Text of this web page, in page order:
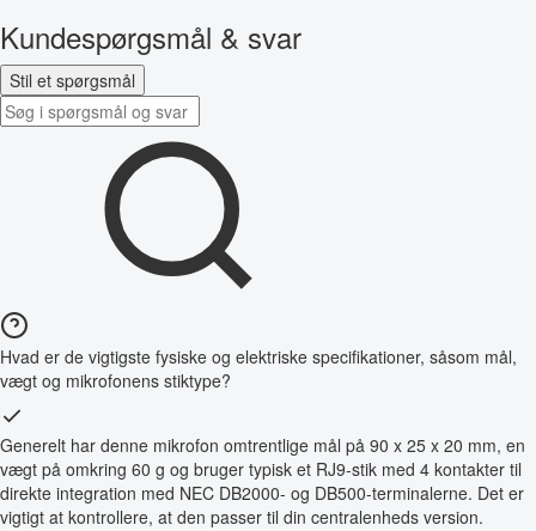
Kundespørgsmål & svar
Stil et spørgsmål
Hvad er de vigtigste fysiske og elektriske specifikationer, såsom mål,
vægt og mikrofonens stiktype?
Generelt har denne mikrofon omtrentlige mål på 90 x 25 x 20 mm, en
vægt på omkring 60 g og bruger typisk et RJ9-stik med 4 kontakter til
direkte integration med NEC DB2000- og DB500-terminalerne. Det er
vigtigt at kontrollere, at den passer til din centralenheds version.